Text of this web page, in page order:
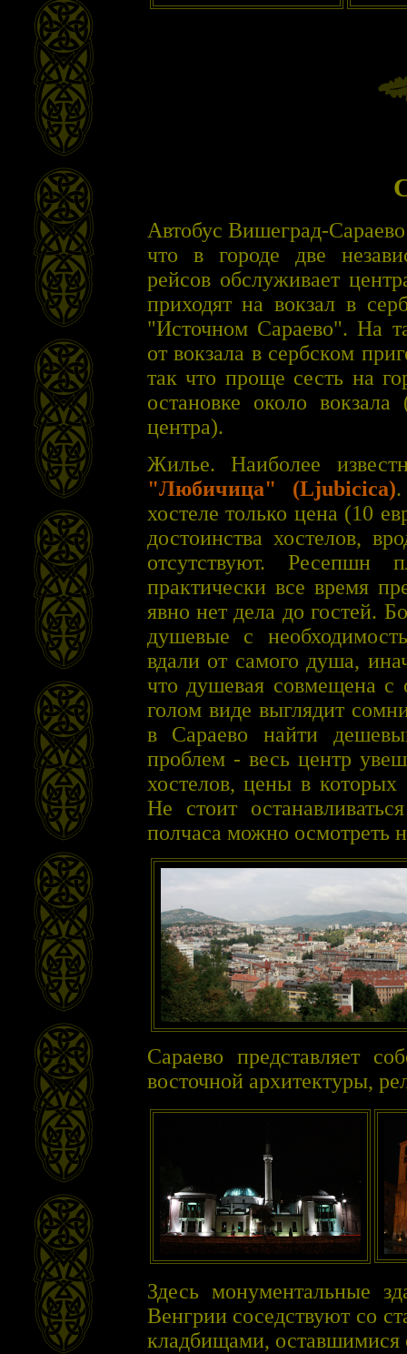
Автобус Вишеград-
что в городе две
рейсов обслуживает
приходят на вокзал в
"Источном Сараево". На
от вокзала в сербском
так что проще сесть на
остановке около
центра).
Жилье. Наиболее
"Любичица" (Ljubicica)
хостеле только цена (10
достоинства хостелов,
отсутствуют. Ресепшн
практически все время
явно нет дела до гостей.
душевые с
вдали от самого душа,
что душевая совмещена
голом виде выглядит
в Сараево найти
проблем - весь центр
хостелов, цены в
Не стоит
полчаса можно осмотреть
Сараево представляет
восточной архитектуры,
Здесь монументальные
Венгрии соседствуют со
кладбищами, оставшимися